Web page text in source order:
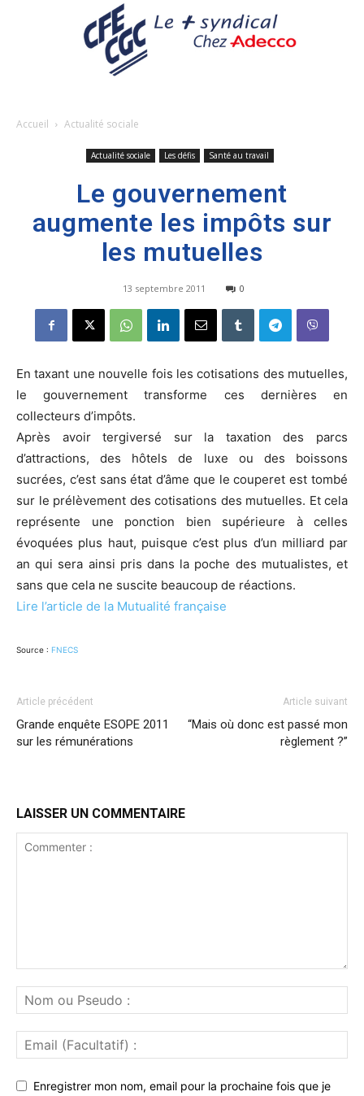
Accueil Actualité sociale
Actualité sociale Les défis Santé au travail
Le gouvernement
augmente les impôts sur
les mutuelles
13 septembre 2011 0
En taxant une nouvelle fois les cotisations des mutuelles,
le gouvernement transforme ces dernières en
collecteurs d’impôts.
Après avoir tergiversé sur la taxation des parcs
d’attractions, des hôtels de luxe ou des boissons
sucrées, c’est sans état d’âme que le couperet est tombé
sur le prélèvement des cotisations des mutuelles. Et cela
représente une ponction bien supérieure à celles
évoquées plus haut, puisque c’est plus d’un milliard par
an qui sera ainsi pris dans la poche des mutualistes, et
sans que cela ne suscite beaucoup de réactions.
Lire l’article de la Mutualité française
Source : FNECS
Article précédent
Grande enquête ESOPE 2011
sur les rémunérations
Article suivant
“Mais où donc est passé mon
règlement ?”
LAISSER UN COMMENTAIRE
Enregistrer mon nom, email pour la prochaine fois que je